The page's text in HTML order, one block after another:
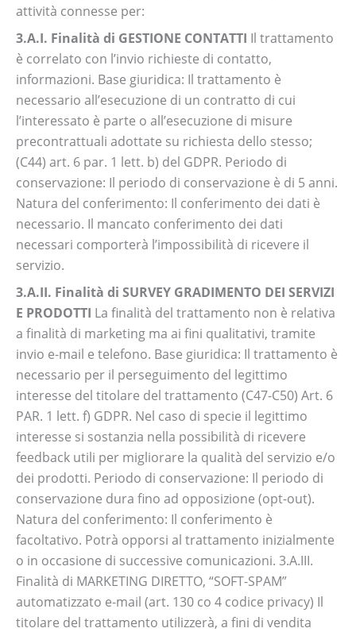
attività connesse per:
3.A.I. Finalità di GESTIONE CONTATTI Il trattamento
è correlato con l’invio richieste di contatto,
informazioni. Base giuridica: Il trattamento è
necessario all’esecuzione di un contratto di cui
l’interessato è parte o all’esecuzione di misure
precontrattuali adottate su richiesta dello stesso;
(C44) art. 6 par. 1 lett. b) del GDPR. Periodo di
conservazione: Il periodo di conservazione è di 5 anni.
Natura del conferimento: Il conferimento dei dati è
necessario. Il mancato conferimento dei dati
necessari comporterà l’impossibilità di ricevere il
servizio.
3.A.II. Finalità di SURVEY GRADIMENTO DEI SERVIZI
E PRODOTTI La finalità del trattamento non è relativa
a finalità di marketing ma ai fini qualitativi, tramite
invio e-mail e telefono. Base giuridica: Il trattamento è
necessario per il perseguimento del legittimo
interesse del titolare del trattamento (C47-C50) Art. 6
PAR. 1 lett. f) GDPR. Nel caso di specie il legittimo
interesse si sostanzia nella possibilità di ricevere
feedback utili per migliorare la qualità del servizio e/o
dei prodotti. Periodo di conservazione: Il periodo di
conservazione dura fino ad opposizione (opt-out).
Natura del conferimento: Il conferimento è
facoltativo. Potrà opporsi al trattamento inizialmente
o in occasione di successive comunicazioni. 3.A.III.
Finalità di MARKETING DIRETTO, “SOFT-SPAM”
automatizzato e-mail (art. 130 co 4 codice privacy) Il
titolare del trattamento utilizzerà, a fini di vendita